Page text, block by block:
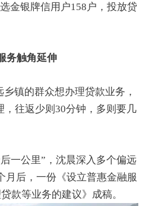
金银牌信用户158户，投放贷
务触角延伸
镇的群众想办理贷款业务，
，往返少则30分钟，多则要几
一公里”，沈晨深入多个偏远
月后，一份《设立普惠金融服
款等业务的建议》成稿。